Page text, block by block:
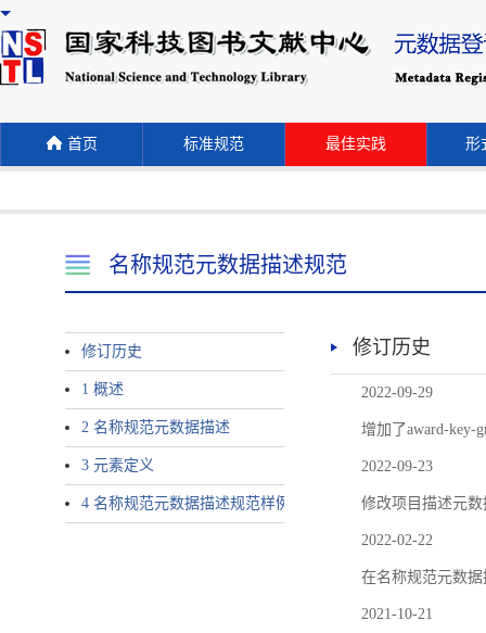
首页 标准规范 最佳实践 形
名称规范元数据描述规范
修订历史
1 概述
2 名称规范元数据描述
3 元素定义
4 名称规范元数据描述规范样例
修订历史
2022-09-29
增加了award-key-
2022-09-23
修改项目描述元
2022-02-22
在名称规范元数
2021-10-21